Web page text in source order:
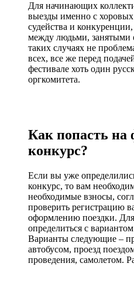
Для начинающих
выезды именно с хоровых
судейства и
между людьми, занятыми
таких случаях не
всех, все же перед
фестивале хоть один
оргкомитета.
Как попасть на
конкурс?
Если вы уже
конкурс, то вам
необходимые взносы,
проверить регистрацию
оформлению поездки.
определиться с
Варианты следующие –
автобусом, проезд
проведения, самолетом.